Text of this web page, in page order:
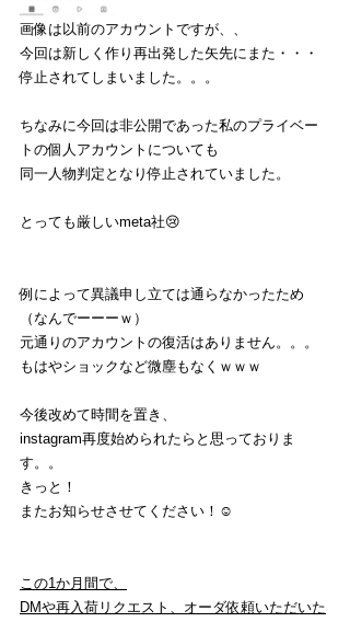
画像は以前のアカウントですが、、
今回は新しく作り再出発した矢先にまた・・・
停止されてしまいました。。。
ちなみに今回は非公開であった私のプライベー
トの個人アカウントについても
同一人物判定となり停止されていました。
とっても厳しいmeta社😢
例によって異議申し立ては通らなかったため
（なんでーーーｗ）
元通りのアカウントの復活はありません。。。
もはやショックなど微塵もなくｗｗｗ
今後改めて時間を置き、
instagram再度始められたらと思っておりま
す。。
きっと！
またお知らせさせてください！☺
この1か月間で、
DMや再入荷リクエスト、オーダ依頼いただいた